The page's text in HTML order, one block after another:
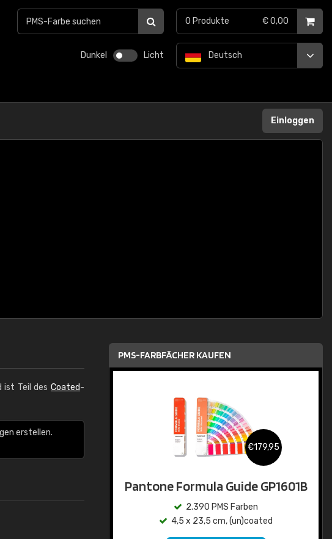
Dunkel Licht Deutsch
0 Produkte € 0,00
Einloggen
ist Teil desCoated-
erstellen.
PMS-FARBFÄCHER KAUFEN
€179,95
Pantone Formula Guide GP1601B
2.390 PMS Farben
4,5 x 23,5 cm, (un)coated